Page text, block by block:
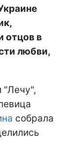
отцов в
любви,
"Лечу",
собрала